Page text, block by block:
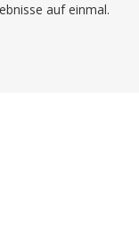
auf einmal.